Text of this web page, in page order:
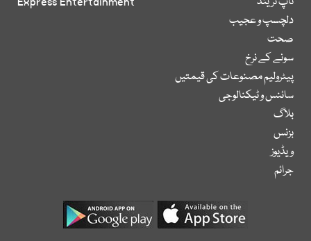
دلچسپ و عجیب
صحت
سونے کے نرخ
پیٹرولیم مصنوعات کی قیمتیں
سائنس و ٹیکنالوجی
بلاگ
بزنس
ویڈیوز
جرائم